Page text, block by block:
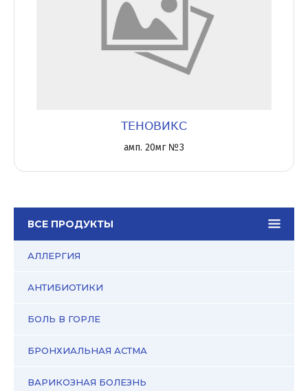
ВСЕ ПРОДУКТЫ
АЛЛЕРГИЯ
АНТИБИОТИКИ
БОЛЬ В ГОРЛЕ
БРОНХИАЛЬНАЯ АСТМА
ВАРИКОЗНАЯ БОЛЕЗНЬ
ТЕНОВИКС
амп. 20мг №3